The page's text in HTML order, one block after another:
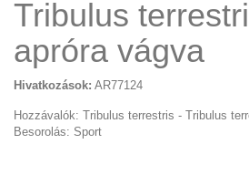
Tribulus
apróra vágva
Hivatkozások: AR77124
Hozzávalók: Tribulus terrestris - Tribulus
Besorolás: Sport